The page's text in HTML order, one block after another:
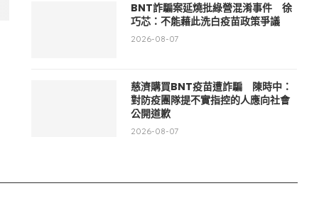
BNT詐騙案延燒批綠營混淆事件 徐
巧芯：不能藉此洗白疫苗政策爭議
2026-08-07
慈濟購買BNT疫苗遭詐騙 陳時中：
對防疫團隊提不實指控的人應向社會
公開道歉
2026-08-07